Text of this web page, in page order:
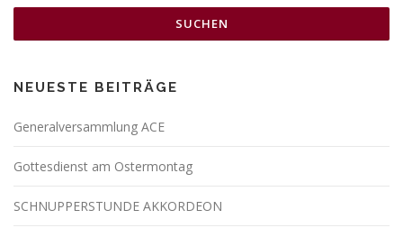
NEUESTE BEITRÄGE
Generalversammlung ACE
Gottesdienst am Ostermontag
SCHNUPPERSTUNDE AKKORDEON